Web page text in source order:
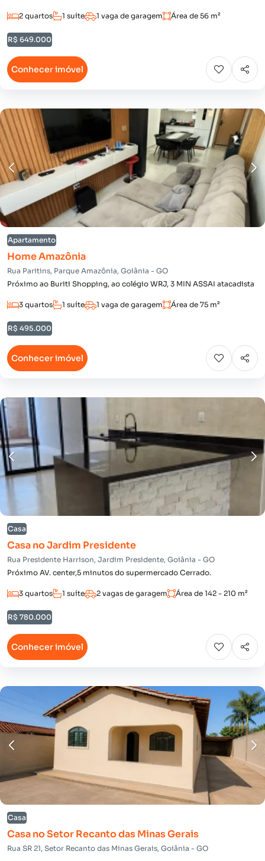
2 quartos 1 suíte 1 vaga de garagem Área de 56 m²
R$ 649.000
Conhecer imóvel
Apartamento
Home Amazônia
Rua Paritins, Parque Amazônia, Goiânia - GO
Próximo ao Buriti Shopping, ao colégio WRJ, 3 MIN ASSAI atacadista
3 quartos 1 suíte 1 vaga de garagem Área de 75 m²
R$ 495.000
Conhecer imóvel
Casa
Casa no Jardim Presidente
Rua Presidente Harrison, Jardim Presidente, Goiânia - GO
Próximo AV. center,5 minutos do supermercado Cerrado.
3 quartos 1 suíte 2 vagas de garagem Área de 142 - 210 m²
R$ 780.000
Conhecer imóvel
Casa
Casa no Setor Recanto das Minas Gerais
Rua SR 21, Setor Recanto das Minas Gerais, Goiânia - GO